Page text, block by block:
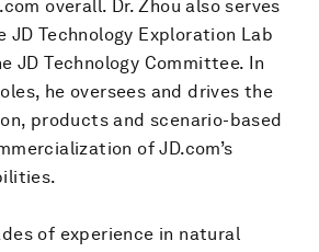
overall. Dr. Zhou also serves
JD Technology Exploration Lab
JD Technology Committee. In
he oversees and drives the
products and scenario-based
of JD.com’s
of experience in natural